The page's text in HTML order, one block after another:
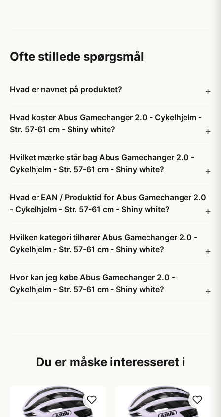
Ofte stillede spørgsmål
Hvad er navnet på produktet?
Hvad koster Abus Gamechanger 2.0 - Cykelhjelm -
Str. 57-61 cm - Shiny white?
Hvilket mærke står bag Abus Gamechanger 2.0 -
Cykelhjelm - Str. 57-61 cm - Shiny white?
Hvad er EAN / Produktid for Abus Gamechanger 2.0
- Cykelhjelm - Str. 57-61 cm - Shiny white?
Hvilken kategori tilhører Abus Gamechanger 2.0 -
Cykelhjelm - Str. 57-61 cm - Shiny white?
Hvor kan jeg købe Abus Gamechanger 2.0 -
Cykelhjelm - Str. 57-61 cm - Shiny white?
Du er måske interesseret i